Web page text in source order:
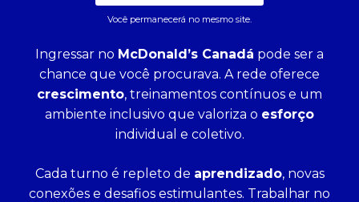
Você permanecerá no mesmo site.
Ingressar no McDonald’s Canadá pode ser a
chance que você procurava. A rede oferece
crescimento, treinamentos contínuos e um
ambiente inclusivo que valoriza o esforço
individual e coletivo.
Cada turno é repleto de aprendizado, novas
conexões e desafios estimulantes. Trabalhar no